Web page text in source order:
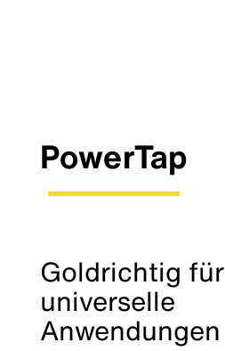
PowerTap
Goldrichtig für
universelle
Anwendungen